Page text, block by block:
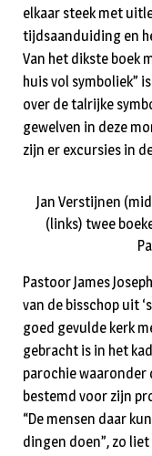
elkaar steek met
tijdsaanduiding en
Van het dikste boek
huis vol symboliek”
over de talrijke
gewelven in deze
zijn er excursies in
Jan Verstijnen
(links) twee
Pastoor James
van de bisschop uit
goed gevulde kerk
gebracht is in het
parochie waaronder
bestemd voor zijn
“De mensen daar
dingen doen”, zo